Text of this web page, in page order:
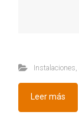
Instalaciones
Leer más